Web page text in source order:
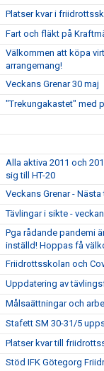
Platser kvar i
Fart och fläkt på
Välkommen att köpa
arrangemang!
Veckans Grenar 30 maj
"Trekungakastet" med
Alla aktiva 2011 och
sig till HT-20
Veckans Grenar -
Tävlingar i sikte -
Pga rådande pandemi
inställd! Hoppas få
Friidrottsskolan och
Uppdatering av
Målsaättningar och
Stafett SM 30-31/5
Platser kvar till
Stöd IFK Götegorg